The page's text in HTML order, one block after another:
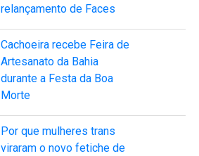
relançamento de Faces
Cachoeira recebe Feira de
Artesanato da Bahia
durante a Festa da Boa
Morte
Por que mulheres trans
viraram o novo fetiche de